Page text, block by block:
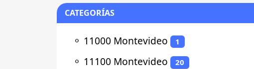
CATEGORÍAS
⚬ 11000 Montevideo 1
⚬ 11100 Montevideo 20